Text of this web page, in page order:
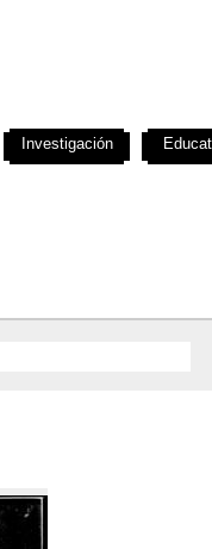
Investigación